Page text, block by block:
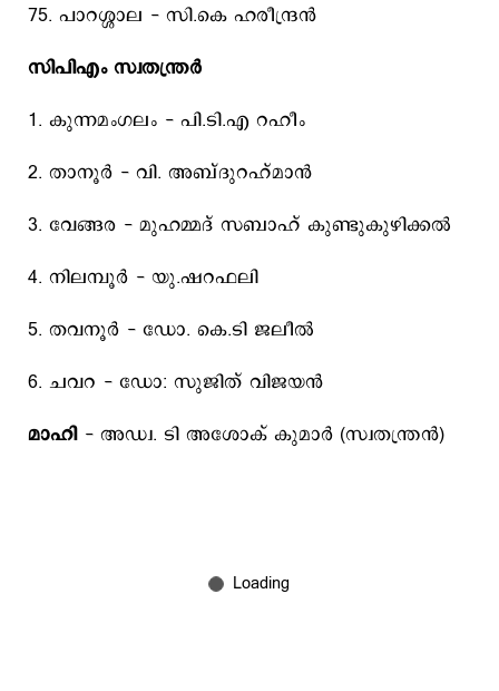
75. പാറശ്ശാല - സി.കെ ഹരീന്ദ്രന്‍
സിപിഎം സ്വതന്ത്രര്‍
1. കുന്നമംഗലം - പി.ടി.എ റഹീം
2. താനൂര്‍ - വി. അബ്‌ദുറഹ്മാന്‍
3. വേങ്ങര - മുഹമ്മദ്‌ സബാഹ്‌ കുണ്ടുകുഴിക്കല്‍
4. നിലമ്പൂര്‍ - യു.ഷറഫലി
5. തവനൂര്‍ - ഡോ. കെ.ടി ജലീല്‍
6. ചവറ - ഡോ: സുജിത്‌ വിജയന്‍
മാഹി- അഡ്വ. ടി അശോക്‌ കുമാര്‍ (സ്വതന്ത്രന്‍)